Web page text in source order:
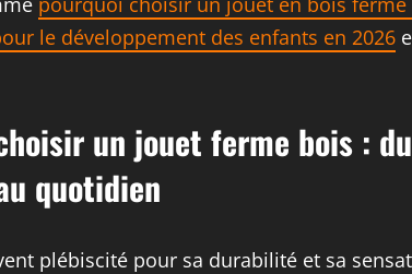
le développement des enfants en 2026
un jouet ferme bois :
quotidien
plébiscité pour sa durabilité et sa